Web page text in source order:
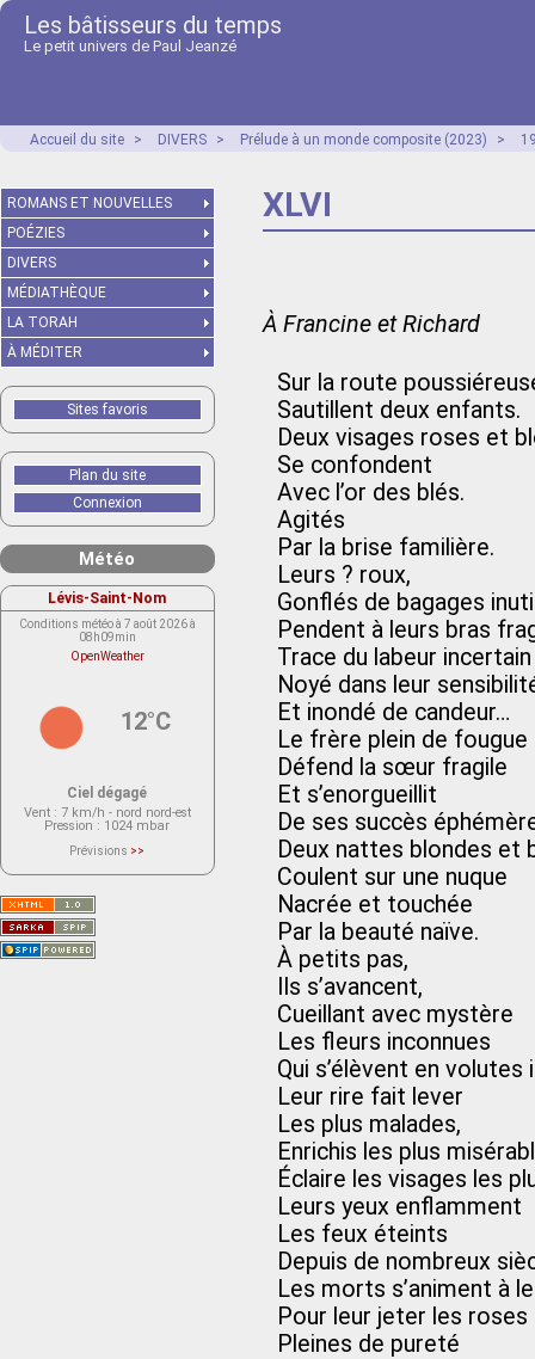
Les bâtisseurs du temps
Le petit univers de Paul Jeanzé
Accueil du site > DIVERS > Prélude à un monde composite (2023) >
XLVI
À Francine et Richard
Sur la route
Sautillent deux enfants.
Deux visages roses et
Se confondent
Avec l’or des blés.
Agités
Par la brise familière.
Leurs ? roux,
Gonflés de bagages
Pendent à leurs bras
Trace du labeur incertain
Noyé dans leur
Et inondé de candeur…
Le frère plein de fougue
Défend la sœur fragile
Et s’enorgueillit
De ses succès
Deux nattes blondes et
Coulent sur une nuque
Nacrée et touchée
Par la beauté naïve.
À petits pas,
Ils s’avancent,
Cueillant avec mystère
Les fleurs inconnues
Qui s’élèvent en volutes
Leur rire fait lever
Les plus malades,
Enrichis les plus
Éclaire les visages les
Leurs yeux enflamment
Les feux éteints
Depuis de nombreux
Les morts s’animent à
Pour leur jeter les roses
Pleines de pureté
ROMANS ET NOUVELLES
POÉZIES
DIVERS
MÉDIATHÈQUE
LA TORAH
À MÉDITER
Sites favoris
Plan du site
Connexion
Météo
Lévis-Saint-Nom
Conditions météo à 7 août 2026 à
08h09min
OpenWeather
12°C
Ciel dégagé
Vent : 7 km/h - nord nord-est
Pression : 1024 mbar
Prévisions >>
actuellement aucune prévision
Saint-Nom.
Veuillez consulter le message du
service ci-dessous.
(401 - Invalid API key. Please see
https://openweathermap.org/faq#error401